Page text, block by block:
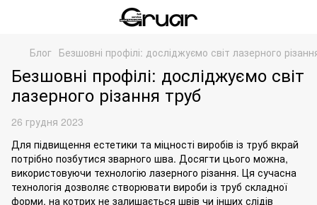
Блог Безшовні профілі: досліджуємо світ лазерного
Безшовні профілі: досліджуємо світ
лазерного різання труб
26 грудня 2023
Для підвищення естетики та міцності виробів із труб вкрай
потрібно позбутися зварного шва. Досягти цього можна,
використовуючи технологію лазерного різання. Ця сучасна
технологія дозволяє створювати вироби із труб складної
форми, на котрих не залишається швів чи інших слідів